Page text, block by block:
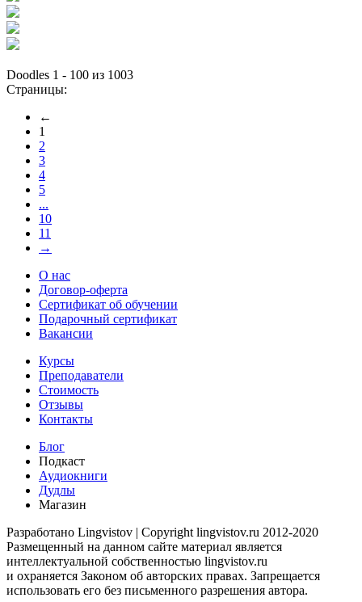
Doodles 1 - 100 из 1003
Страницы:
←
1
2
3
4
5
...
10
11
→
О нас
Договор-оферта
Сертификат об обучении
Подарочный сертификат
Вакансии
Курсы
Преподаватели
Стоимость
Отзывы
Контакты
Блог
Подкаст
Аудиокниги
Дудлы
Магазин
Разработано Lingvistov | Copyright lingvistov.ru 2012-2020
Размещенный на данном сайте материал является
интеллектуальной собственностью lingvistov.ru
и охраняется Законом об авторских правах. Запрещается
использовать его без письменного разрешения автора.